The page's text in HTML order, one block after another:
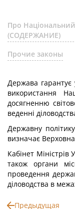
Про Національний
(СОДЕРЖАНИЕ)
Прочие законы
Держава
використання
досягненню
веденні
Державну
визначає
Кабінет
також органи
проведення
діловодства в
Предыдущая